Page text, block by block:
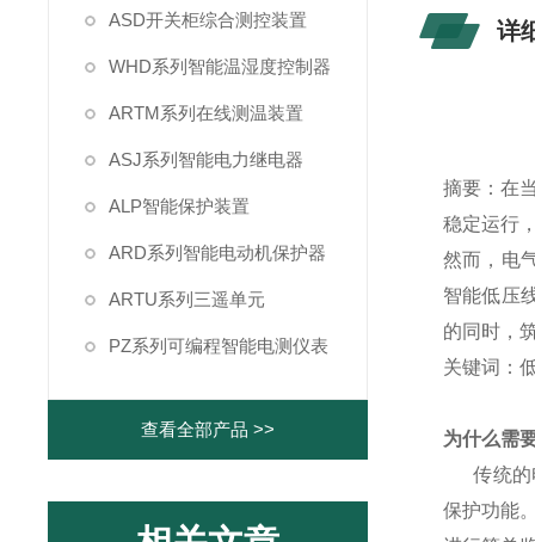
ASD开关柜综合测控装置
WHD系列智能温湿度控制器
ARTM系列在线测温装置
ASJ系列智能电力继电器
ALP智能保护装置
ARD系列智能电动机保护器
ARTU系列三遥单元
PZ系列可编程智能电测仪表
查看全部产品 >>
详
摘要：在
稳定运行
然而，电
智能低压
的同时，
关键词：
为什么需
传统的
保护功能